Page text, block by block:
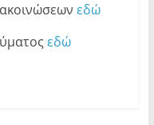
εδώ
εδώ